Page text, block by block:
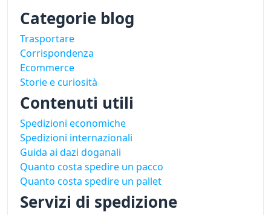
Categorie blog
Trasportare
Corrispondenza
Ecommerce
Storie e curiosità
Contenuti utili
Spedizioni economiche
Spedizioni internazionali
Guida ai dazi doganali
Quanto costa spedire un pacco
Quanto costa spedire un pallet
Servizi di spedizione